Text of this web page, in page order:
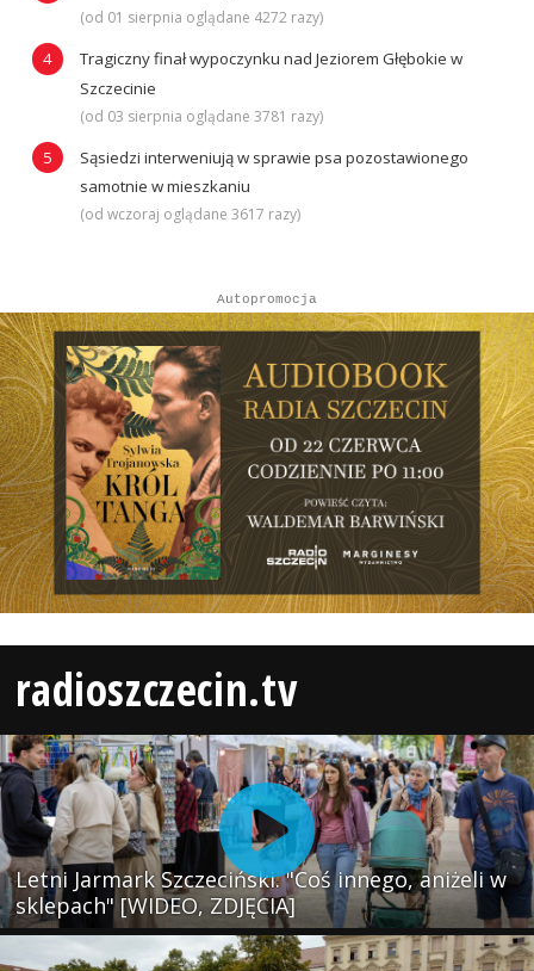
(od 01 sierpnia oglądane 4272 razy)
Tragiczny finał wypoczynku nad Jeziorem Głębokie w
Szczecinie
(od 03 sierpnia oglądane 3781 razy)
Sąsiedzi interweniują w sprawie psa pozostawionego
samotnie w mieszkaniu
(od wczoraj oglądane 3617 razy)
Autopromocja
radioszczecin.tv
Letni Jarmark Szczeciński. "Coś innego, aniżeli w
sklepach" [WIDEO, ZDJĘCIA]